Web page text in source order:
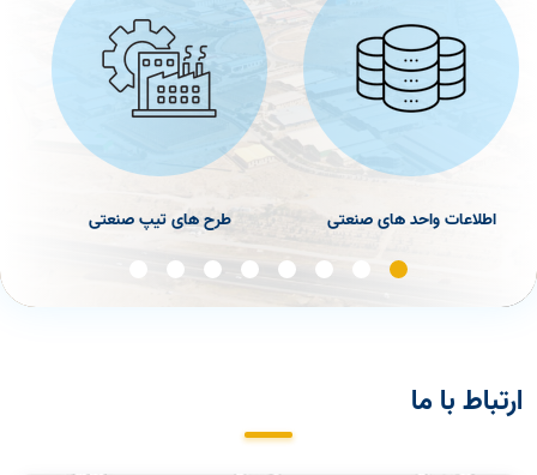
اطلاعات واحد های صنعتی طرح های تيپ صنعتی
ارتباط با ما